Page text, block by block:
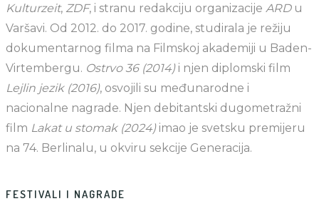
Kulturzeit, ZDF, i stranu redakciju organizacije ARD u
Varšavi. Od 2012. do 2017. godine, studirala je režiju
dokumentarnog filma na Filmskoj akademiji u Baden-
Virtembergu. Ostrvo 36 (2014)i njen diplomski film
Lejlin jezik (2016), osvojili su međunarodne i
nacionalne nagrade. Njen debitantski dugometražni
film Lakat u stomak (2024)imao je svetsku premijeru
na 74. Berlinalu, u okviru sekcije Generacija.
FESTIVALI I NAGRADE